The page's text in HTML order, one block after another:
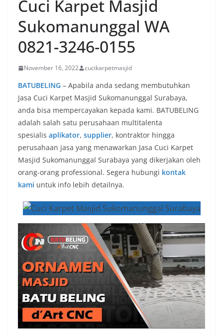
Cuci Karpet Masjid
Sukomanunggal WA
0821-3246-0155
November 16, 2022 cucikarpetmasjid
BATUBELING – Apabila anda sedang membutuhkan
Jasa Cuci Karpet Masjid Sukomanunggal Surabaya,
anda bisa mempercayakan kepada kami. BATUBELING
adalah salah satu perusahaan multitalenta
spesialis aplikator, supplier, kontraktor hingga
perusahaan jasa yang menawarkan Jasa Cuci Karpet
Masjid Sukomanunggal Surabaya yang dikerjakan oleh
orang-orang professional. Segera hubungi kontak
kami untuk info lebih detailnya.